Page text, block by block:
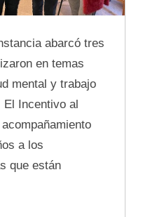
abarcó tres
en temas
mental y trabajo
Incentivo al
a los
que están